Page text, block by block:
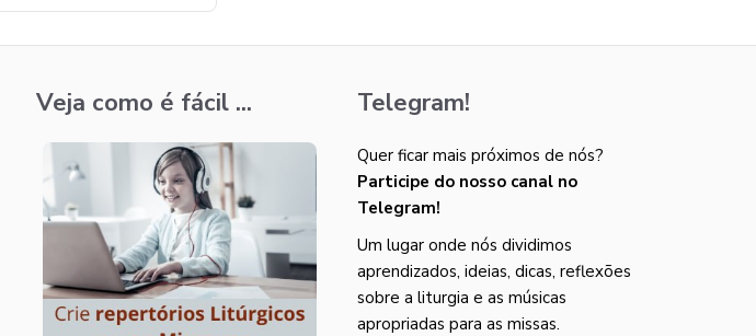
Veja como é fácil ... Telegram!
Quer ficar mais próximos de nós?
Participe do nosso canal no
Telegram!
Um lugar onde nós dividimos
aprendizados, ideias, dicas, reflexões
sobre a liturgia e as músicas
apropriadas para as missas.